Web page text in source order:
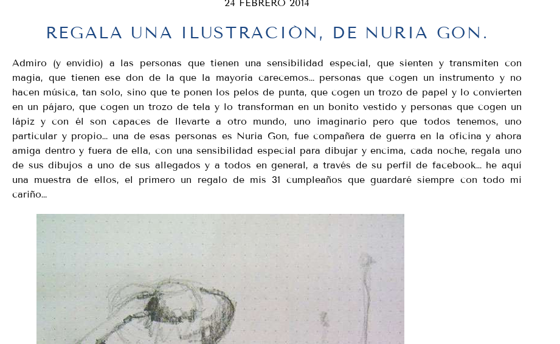
24 FEBRERO 2014
REGALA UNA ILUSTRACIÓN, DE NURIA GON.
Admiro (y envidio) a las personas que tienen una sensibilidad especial, que sienten y transmiten con
magia, que tienen ese don de la que la mayoría carecemos… personas que cogen un instrumento y no
hacen música, tan solo, sino que te ponen los pelos de punta, que cogen un trozo de papel y lo convierten
en un pájaro, que cogen un trozo de tela y lo transforman en un bonito vestido y personas que cogen un
lápiz y con él son capaces de llevarte a otro mundo, uno imaginario pero que todos tenemos, uno
particular y propio… una de esas personas es Nuria Gon, fue compañera de guerra en la oficina y ahora
amiga dentro y fuera de ella, con una sensibilidad especial para dibujar y encima, cada noche, regala uno
de sus dibujos a uno de sus allegados y a todos en general, a través de su perfil de facebook… he aquí
una muestra de ellos, el primero un regalo de mis 31 cumpleaños que guardaré siempre con todo mi
cariño…